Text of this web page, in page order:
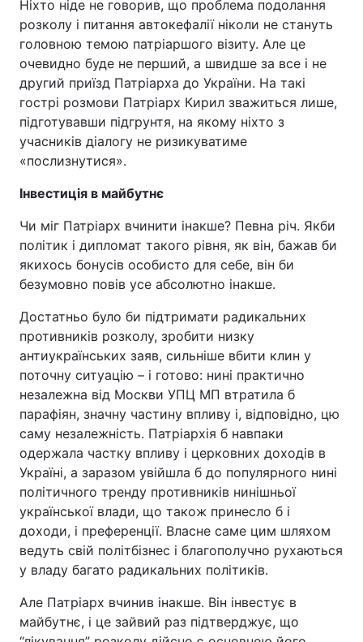
Ніхто ніде не говорив, що проблема подолання
розколу і питання автокефалії ніколи не стануть
головною темою патріаршого візиту. Але це
очевидно буде не перший, а швидше за все і не
другий приїзд Патріарха до України. На такі
гострі розмови Патріарх Кирил зважиться лише,
підготувавши підгрунтя, на якому ніхто з
учасників діалогу не ризикуватиме
«послизнутися».
Інвестиція в майбутнє
Чи міг Патріарх вчинити інакше? Певна річ. Якби
політик і дипломат такого рівня, як він, бажав би
якихось бонусів особисто для себе, він би
безумовно повів усе абсолютно інакше.
Достатньо було би підтримати радикальних
противників розколу, зробити низку
антиукраїнських заяв, сильніше вбити клин у
поточну ситуацію – і готово: нині практично
незалежна від Москви УПЦ МП втратила б
парафіян, значну частину впливу і, відповідно, цю
саму незалежність. Патріархія б навпаки
одержала частку впливу і церковних доходів в
Україні, а заразом увійшла б до популярного нині
політичного тренду противників нинішньої
української влади, що також принесло б і
доходи, і преференції. Власне саме цим шляхом
ведуть свій політбізнес і благополучно рухаються
у владу багато радикальних політиків.
Але Патріарх вчинив інакше. Він інвестує в
майбутнє, і це зайвий раз підтверджує, що